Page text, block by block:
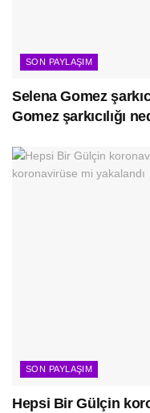
SON PAYLAŞIM
Selena Gomez
Gomez şarkıcılığı
SON PAYLAŞIM
Hepsi Bir Gülçin